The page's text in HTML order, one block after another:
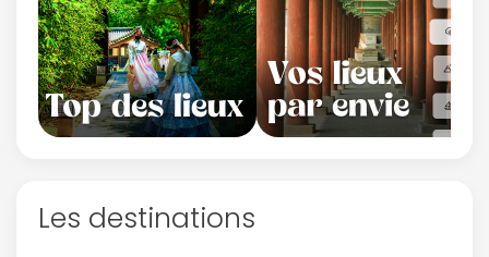
Les destinations